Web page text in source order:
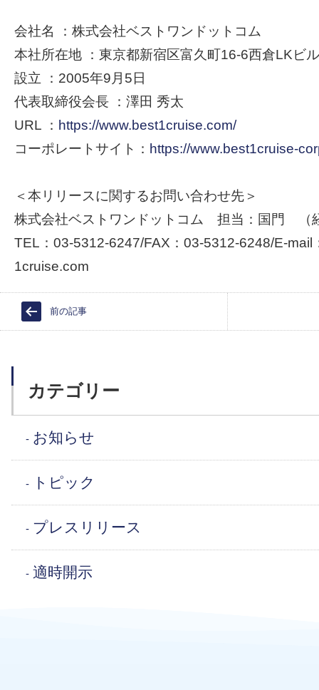
会社名 ：株式会社ベストワンドットコム
本社所在地 ：東京都新宿区富久町16-6西倉LKビ
設立 ：2005年9月5日
代表取締役会長 ：澤田 秀太
URL ： https://www.best1cruise.com/
コーポレートサイト： https://www.best1cruise-
＜本リリースに関するお問い合わせ先＞
株式会社ベストワンドットコム 担当：国門 （
TEL：03-5312-6247/FAX：03-5312-6248/E-mail
1cruise.com
前の記事
カテゴリー
お知らせ
トピック
プレスリリース
適時開示